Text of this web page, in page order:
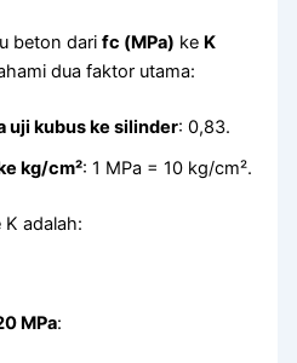
beton darifc (MPa) ke K
dua faktor utama:
uji kubus ke silinder: 0,83.
kg/cm²: 1 MPa = 10 kg/cm².
adalah:
MPa: